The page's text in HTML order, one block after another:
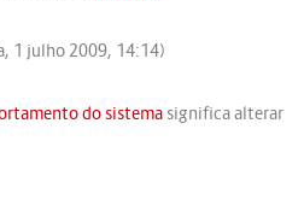
1 julho 2009, 14:14)
do sistema significa alterar